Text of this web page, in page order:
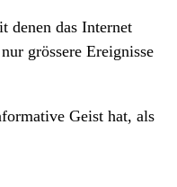
denen das Internet
grössere Ereignisse
Geist hat, als